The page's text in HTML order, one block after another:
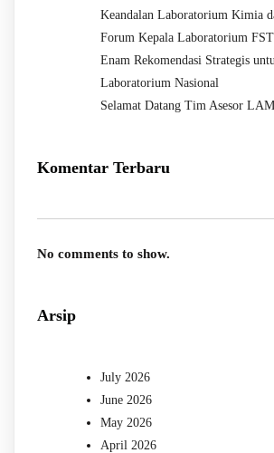
Keandalan Laboratorium Kimia
Forum Kepala Laboratorium
Enam Rekomendasi Strategis
Laboratorium Nasional
Selamat Datang Tim Asesor
Komentar Terbaru
No comments to show.
Arsip
July 2026
June 2026
May 2026
April 2026